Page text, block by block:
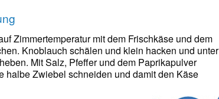
Zimmertemperatur mit dem Frischkäse und dem
Knoblauch schälen und klein hacken und unter
Mit Salz, Pfeffer und dem Paprikapulver
halbe Zwiebel schneiden und damit den Käse